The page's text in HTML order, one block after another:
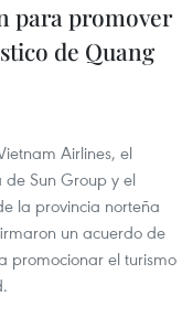
para promover
de Quang
Airlines, el
Sun Group y el
la provincia norteña
un acuerdo de
promocionar el turismo